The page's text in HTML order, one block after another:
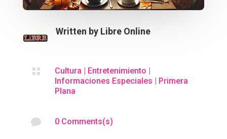
Written by Libre Online
 Cultura Entretenimiento
Informaciones Especiales
Primera
Plana
 0 Comments(s)